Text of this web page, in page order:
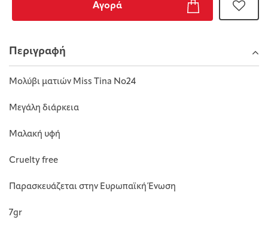
Αγορά
Περιγραφή
Μολύβι ματιών Miss Tina Νο24
Μεγάλη διάρκεια
Μαλακή υφή
Cruelty free
Παρασκευάζεται στην Ευρωπαϊκή Ένωση
7gr